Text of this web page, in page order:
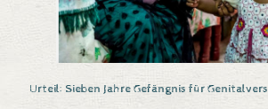
Urteil: Sieben Jahre Gefängnis für